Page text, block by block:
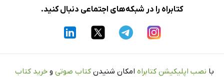
کتابراه را در شبکه‌های اجتماعی دنبال کنید.
با نصب اپلیکیشن کتابراه امکان شنیدن کتاب صوتی و خرید کتاب